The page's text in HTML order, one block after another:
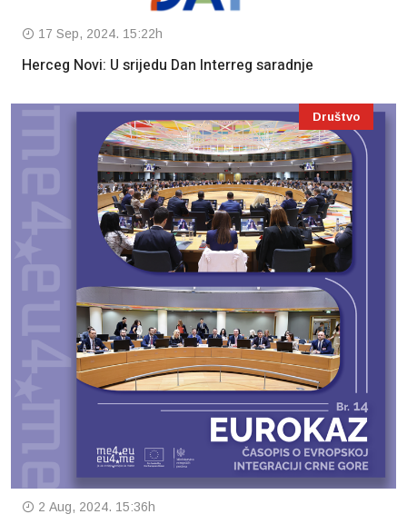
17 Sep, 2024. 15:22h
Herceg Novi: U srijedu Dan Interreg saradnje
Društvo
2 Aug, 2024. 15:36h